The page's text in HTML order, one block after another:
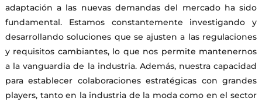
adaptación a las nuevas demandas del mercado ha sido
fundamental. Estamos constantemente investigando y
desarrollando soluciones que se ajusten a las regulaciones
y requisitos cambiantes, lo que nos permite mantenernos
a la vanguardia de la industria. Además, nuestra capacidad
para establecer colaboraciones estratégicas con grandes
players, tanto en la industria de la moda como en el sector